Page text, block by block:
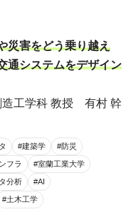
災害をどう乗り越え
通システムをデザイン
造工学科 教授 有村 幹
#建築学 #防災
フラ #室蘭工業大学
分析 #AI
#土木工学